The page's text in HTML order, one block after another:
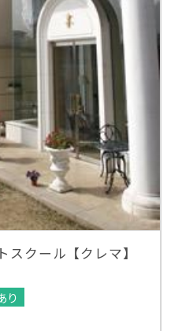
クール【クレマ】
り